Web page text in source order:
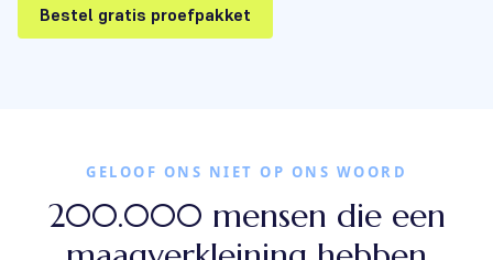
Bestel gratis proefpakket
GELOOF ONS NIET OP ONS WOORD
200.000 mensen die een